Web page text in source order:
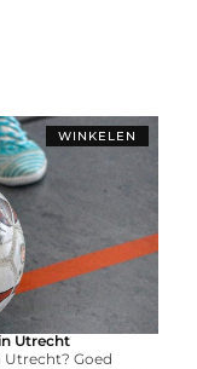
WINKELEN
Utrecht
Utrecht? Goed